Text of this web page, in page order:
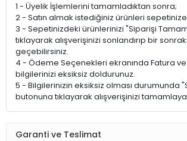
1 - Üyelik İşlemlerini tamamladıktan sonra;
2 - Satın almak istediğiniz ürünleri
3 - Sepetinizdeki ürünlerinizi "Siparişi
tıklayarak alışverişinizi sonlandırıp bir
geçebilirsiniz.
4 - Ödeme Seçenekleri ekranında Fatura
bilgilerinizi eksiksiz doldurunuz.
5 - Bilgilerinizin eksiksiz olması durumunda
butonuna tıklayarak alışverişinizi
Garanti ve Teslimat